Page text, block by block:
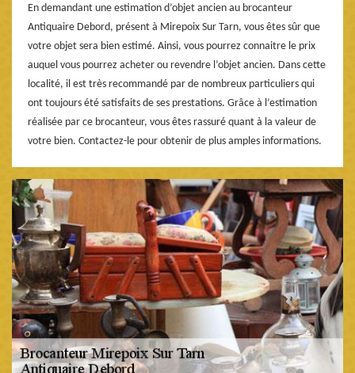
En demandant une estimation d’objet ancien au brocanteur
Antiquaire Debord, présent à Mirepoix Sur Tarn, vous êtes sûr que
votre objet sera bien estimé. Ainsi, vous pourrez connaitre le prix
auquel vous pourrez acheter ou revendre l’objet ancien. Dans cette
localité, il est très recommandé par de nombreux particuliers qui
ont toujours été satisfaits de ses prestations. Grâce à l’estimation
réalisée par ce brocanteur, vous êtes rassuré quant à la valeur de
votre bien. Contactez-le pour obtenir de plus amples informations.